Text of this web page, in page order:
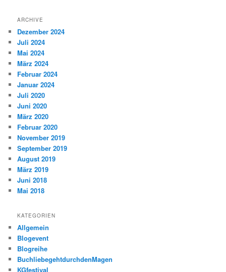
ARCHIVE
Dezember 2024
Juli 2024
Mai 2024
März 2024
Februar 2024
Januar 2024
Juli 2020
Juni 2020
März 2020
Februar 2020
November 2019
September 2019
August 2019
März 2019
Juni 2018
Mai 2018
KATEGORIEN
Allgemein
Blogevent
Blogreihe
BuchliebegehtdurchdenMagen
KGfestival